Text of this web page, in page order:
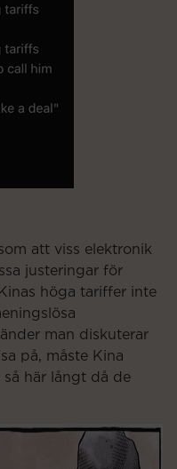
att viss elektronik
justeringar för
höga tariffer inte
man diskuterar
på, måste Kina
så här långt då de